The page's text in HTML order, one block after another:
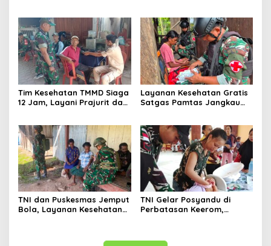
Tim Kesehatan TMMD Siaga
12 Jam, Layani Prajurit dan
Layanan Kesehatan Gratis
Satgas Pamtas Jangkau
TNI dan Puskesmas Jemput
Bola, Layanan Kesehatan
TNI Gelar Posyandu di
Perbatasan Keerom,